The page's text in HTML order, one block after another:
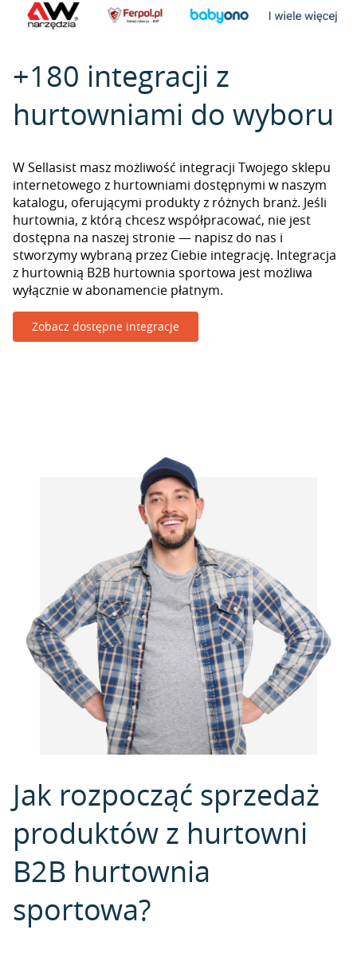
+180 integracji z
hurtowniami do wyboru
W Sellasist masz możliwość integracji Twojego sklepu
internetowego z hurtowniami dostępnymi w naszym
katalogu, oferującymi produkty z różnych branż. Jeśli
hurtownia, z którą chcesz współpracować, nie jest
dostępna na naszej stronie — napisz do nas i
stworzymy wybraną przez Ciebie integrację. Integracja
z hurtownią B2B hurtownia sportowa jest możliwa
wyłącznie w abonamencie płatnym.
Zobacz dostępne integracje
Jak rozpocząć sprzedaż
produktów z hurtowni
B2B hurtownia
sportowa?